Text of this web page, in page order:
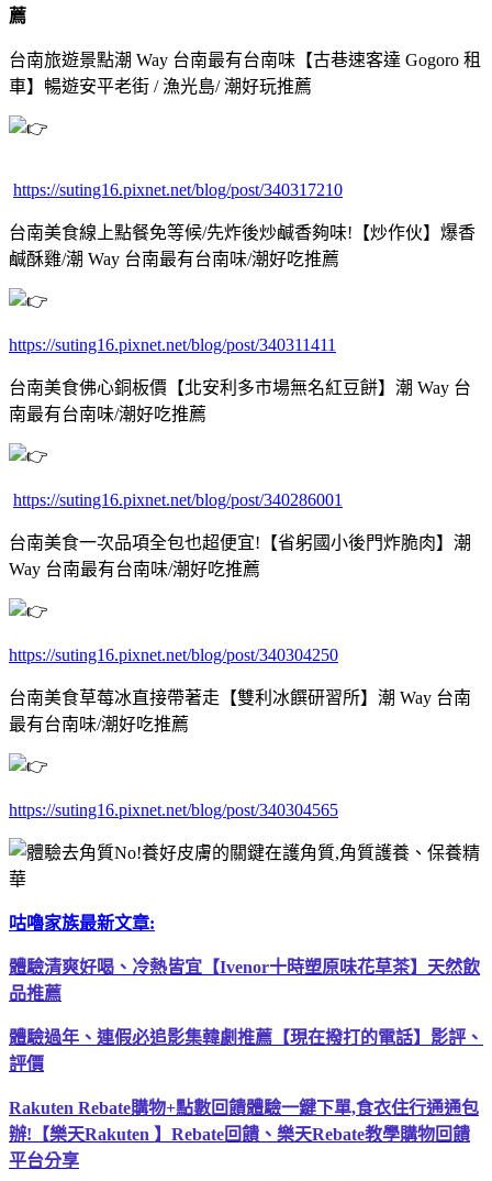
薦
台南旅遊景點潮 Way 台南最有台南味【古巷速客達 Gogoro 租
車】暢遊安平老街 / 漁光島/ 潮好玩推薦
https://suting16.pixnet.net/blog/post/340317210
台南美食線上點餐免等候/先炸後炒鹹香夠味!【炒作伙】爆香
鹹酥雞/潮 Way 台南最有台南味/潮好吃推薦
https://suting16.pixnet.net/blog/post/340311411
台南美食佛心銅板價【北安利多市場無名紅豆餅】潮 Way 台
南最有台南味/潮好吃推薦
https://suting16.pixnet.net/blog/post/340286001
台南美食一次品項全包也超便宜!【省躬國小後門炸脆肉】潮
Way 台南最有台南味/潮好吃推薦
https://suting16.pixnet.net/blog/post/340304250
台南美食草莓冰直接帶著走【雙利冰饌研習所】潮 Way 台南
最有台南味/潮好吃推薦
https://suting16.pixnet.net/blog/post/340304565
咕嚕家族最新文章:
體驗清爽好喝、冷熱皆宜【Ivenor十時塑原味花草茶】天然飲
品推薦
體驗過年、連假必追影集韓劇推薦【現在撥打的電話】影評、
評價
Rakuten Rebate購物+點數回饋體驗一鍵下單,食衣住行通通包
辦!【樂天Rakuten 】Rebate回饋、樂天Rebate教學購物回饋
平台分享